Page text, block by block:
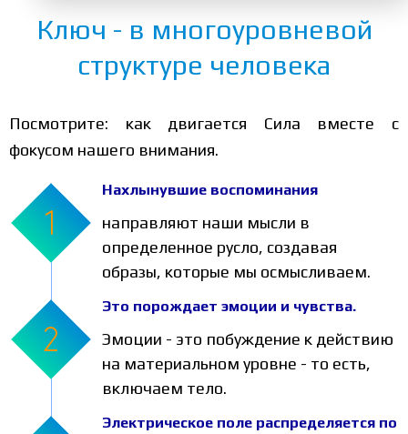
Ключ - в многоуровневой
структуре человека
Посмотрите: как двигается Сила вместе с
фокусом нашего внимания.
Нахлынувшие воспоминания
направляют наши мысли в
определенное русло, создавая
образы, которые мы осмысливаем.
Это порождает эмоции и чувства.
Эмоции - это побуждение к действию
на материальном уровне - то есть,
включаем тело.
Электрическое поле распределяется по